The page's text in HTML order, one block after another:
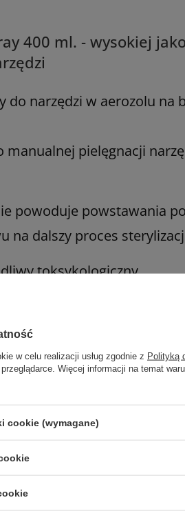
400 ml. - wysokiej
do narzędzi w aerozolu na
manualnej pielęgnacji
powoduje powstawania
na dalszy proces
toksykologiczny.
REF
Pojemność
a my odpowiemy niezwłocznie,
w celu realizacji usług zgodnie z Polityką
Więcej informacji na temat
cookie (wymagane)